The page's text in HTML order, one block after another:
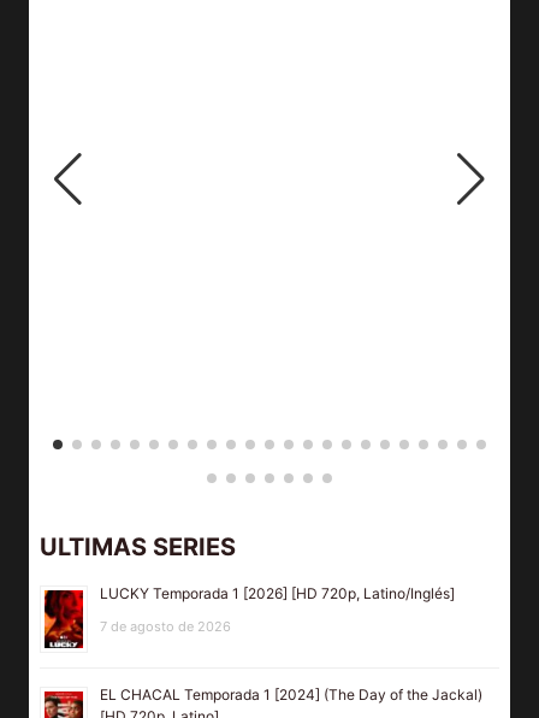
ULTIMAS SERIES
LUCKY Temporada 1 [2026] [HD 720p, Latino/Inglés]
7 de agosto de 2026
EL CHACAL Temporada 1 [2024] (The Day of the Jackal)